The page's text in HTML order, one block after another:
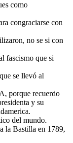
como
congraciarse con
no se si con
fascismo que si
se llevó al
porque recuerdo
y su
del mundo.
la Bastilla en 1789,